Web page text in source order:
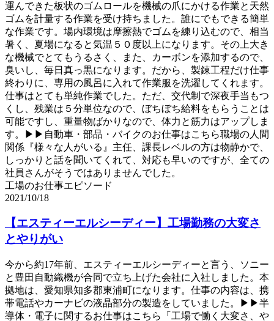
運んできた板状のゴムロールを機械の爪にかける作業と天然
ゴムを計量する作業を受け持ちました。誰にでもできる簡単
な作業です。場内環境は摩擦熱でゴムを練り込むので、相当
暑く、夏場になると気温５０度以上になります。その上大き
な機械でとてもうるさく、また、カーボンを添加するので、
臭いし、毎日真っ黒になります。だから、製錬工程だけ仕事
終わりに、専用の風呂に入れて作業服を洗濯してくれます。
仕事はとても単純作業でした。ただ、交代制で深夜手当もつ
くし、残業は５分単位なので、ぼちぼち給料をもらうことは
可能ですし、重量物ばかりなので、体力と筋力はアップしま
す。▶▶自動車・部品・バイクのお仕事はこちら職場の人間
関係『様々な人がいる』主任、課長レベルの方は物静かで、
しっかりと話を聞いてくれて、対応も早いのですが、全ての
社員さんがそうではありませんでした。
工場のお仕事エピソード
2021/10/18
【エスティーエルシーディー】工場勤務の大変さ
とやりがい
今から約17年前、エスティーエルシーディーと言う、ソニー
と豊田自動織機が合同で立ち上げた会社に入社しました。本
拠地は、愛知県知多郡東浦町になります。仕事の内容は、携
帯電話やカーナビの液晶部分の製造をしていました。▶▶半
導体・電子に関するお仕事はこちら「工場で働く大変さ、や